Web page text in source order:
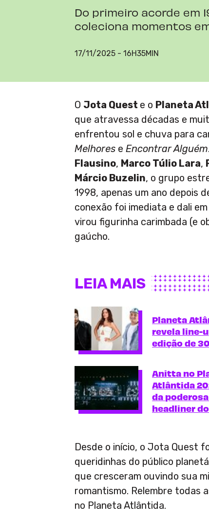
Do primeiro acorde em
coleciona momentos
17/11/2025 - 16H35MIN
O Jota Quest e o Planeta
que atravessa décadas e
enfrentou sol e chuva para
Melhores eEncontrar Alguém
Flausino, Marco Túlio Lara,
Márcio Buzelin, o grupo
1998, apenas um ano depois
conexão foi imediata e dali
virou figurinha carimbada (e
gaúcho.
LEIA MAIS
Planeta
revela line-
edição de
Anitta no
Atlântida
da
headliner
Desde o início, o Jota Quest
queridinhas do público
que cresceram ouvindo sua
romantismo. Relembre todas
no Planeta Atlântida.